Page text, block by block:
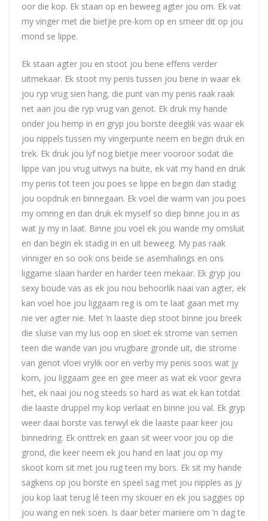
oor die kop. Ek staan op en beweeg agter jou om. Ek vat
my vinger met die bietjie pre-kom op en smeer dit op jou
mond se lippe.
Ek staan agter jou en stoot jou bene effens verder
uitmekaar. Ek stoot my penis tussen jou bene in waar ek
jou ryp vrug sien hang, die punt van my penis raak raak
net aan jou die ryp vrug van genot. Ek druk my hande
onder jou hemp in en gryp jou borste deeglik vas waar ek
jou nippels tussen my vingerpunte neem en begin druk en
trek. Ek druk jou lyf nog bietjie meer vooroor sodat die
lippe van jou vrug uitwys na buite, ek vat my hand en druk
my penis tot teen jou poes se lippe en begin dan stadig
jou oopdruk en binnegaan. Ek voel die warm van jou poes
my omring en dan druk ek myself so diep binne jou in as
wat jy my in laat. Binne jou voel ek jou wande my omsluit
en dan begin ek stadig in en uit beweeg. My pas raak
vinniger en so ook ons beide se asemhalings en ons
liggame slaan harder en harder teen mekaar. Ek gryp jou
sexy boude vas as ek jou nou behoorlik naai van agter, ek
kan voel hoe jou liggaam reg is om te laat gaan met my
nie ver agter nie. Met ‘n laaste diep stoot binne jou breek
die sluise van my lus oop en skiet ek strome van semen
teen die wande van jou vrugbare gronde uit, die strome
van genot vloei vrylik oor en verby my penis soos wat jy
kom, jou liggaam gee en gee meer as wat ek voor gevra
het, ek naai jou nog steeds so hard as wat ek kan totdat
die laaste druppel my kop verlaat en binne jou val. Ek gryp
weer daai borste vas terwyl ek die laaste paar keer jou
binnedring. Ek onttrek en gaan sit weer voor jou op die
grond, die keer neem ek jou hand en laat jou op my
skoot kom sit met jou rug teen my bors. Ek sit my hande
sagkens op jou borste en speel sag met jou nipples as jy
jou kop laat terug lê teen my skouer en ek jou saggies op
jou wang en nek soen. Is daar beter maniere om ‘n dag te